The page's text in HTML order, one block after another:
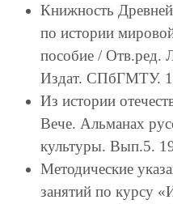
Книжность
по истории
пособие / Отв.ред.
Издат. СПбГМТУ.
Из истории
Вече. Альманах
культуры. Вып.5.
Методические
занятий по курсу